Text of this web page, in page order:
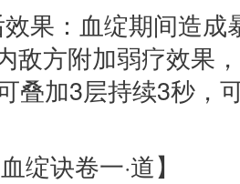
果：血绽期间造成
敌方附加弱疗效果
叠加3层持续3秒，
绽诀卷一·道】